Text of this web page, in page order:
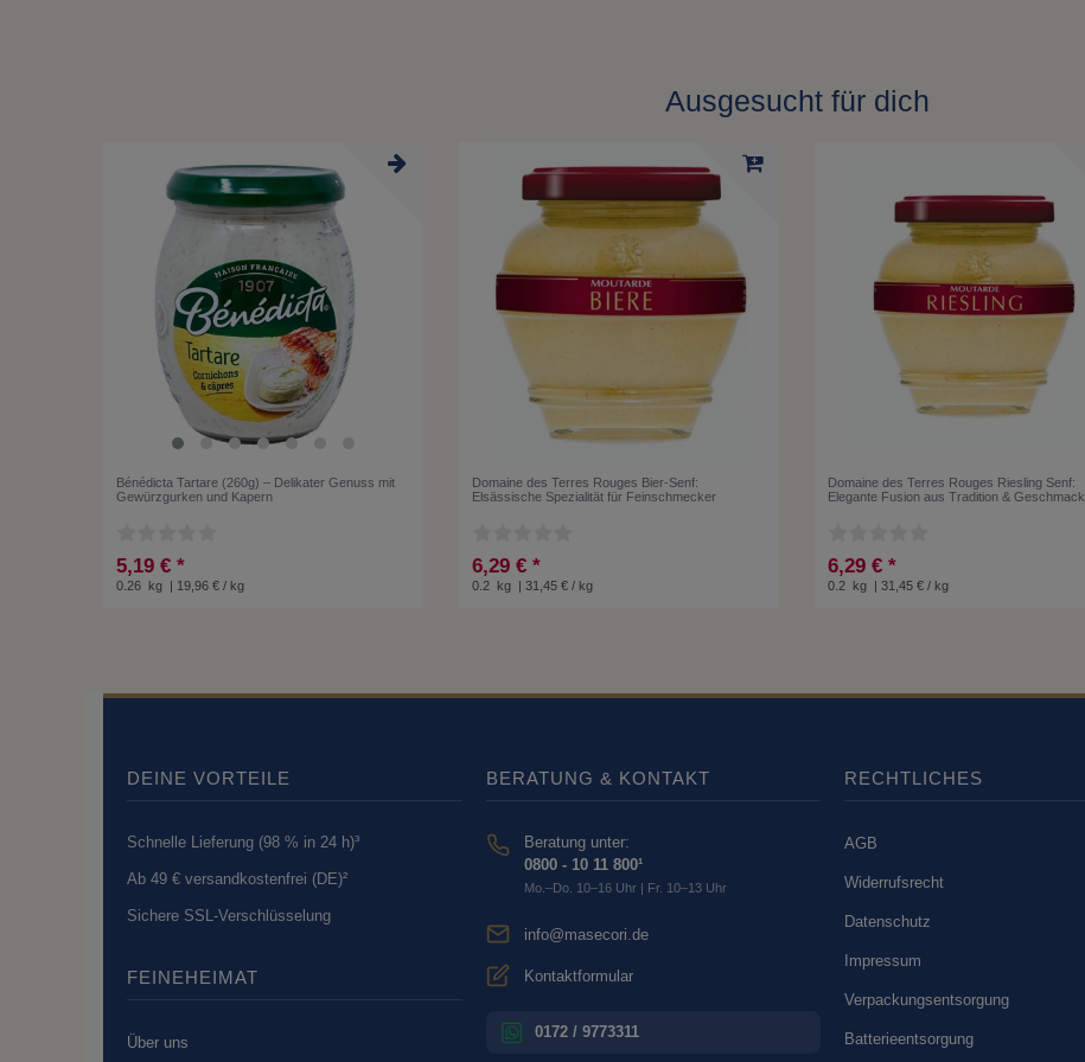
Ausgesucht für dich
Bénédicta Tartare (260g) – Delikater Genuss mit
Gewürzgurken und Kapern
5,19 € *
0.26 kg | 19,96 € / kg
Domaine des Terres Rouges Bier-Senf:
Elsässische Spezialität für Feinschmecker
6,29 € *
0.2 kg | 31,45 € / kg
Domaine des Terres Rouges Riesling Senf:
Elegante Fusion aus Tradition & Geschmack
6,29 € *
0.2 kg | 31,45 € / kg
DEINE VORTEILE
Schnelle Lieferung (98 % in 24 h)³
Ab 49 € versandkostenfrei (DE)²
Sichere SSL-Verschlüsselung
FEINEHEIMAT
Über uns
BERATUNG & KONTAKT
Beratung unter:
0800 - 10 11 800¹
Mo.–Do. 10–16 Uhr | Fr. 10–13 Uhr
info@masecori.de
Kontaktformular
0172 / 9773311
RECHTLICHES
AGB
Widerrufsrecht
Datenschutz
Impressum
Verpackungsentsorgung
Batterieentsorgung